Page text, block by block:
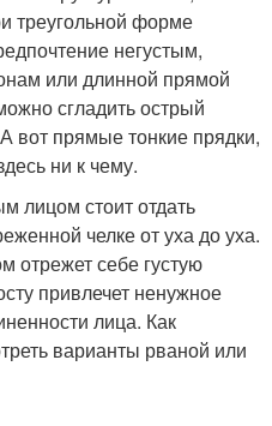
треугольной форме
негустым,
или длинной прямой
сгладить острый
вот прямые тонкие прядки,
ни к чему.
лицом стоит отдать
челке от уха до уха.
отрежет себе густую
привлечет ненужное
лица. Как
варианты рваной или